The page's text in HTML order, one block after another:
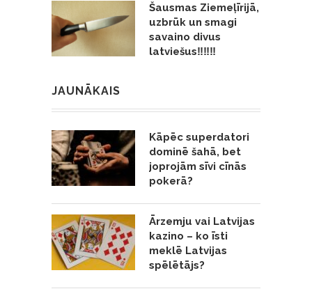
Šausmas Ziemeļīrijā,
uzbrūk un smagi
savaino divus
latviešus‼️‼️‼️
JAUNĀKAIS
Kāpēc superdatori
dominē šahā, bet
joprojām sīvi cīnās
pokerā?
Ārzemju vai Latvijas
kazino – ko īsti
meklē Latvijas
spēlētājs?